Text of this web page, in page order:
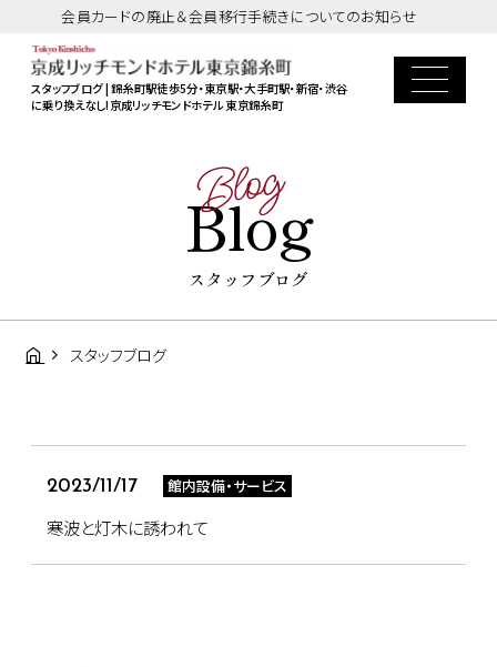
会員カードの廃止＆会員移行手続きについてのお知らせ
スタッフブログ | 錦糸町駅徒歩5分・東京駅・大手町駅・新宿・渋谷
に乗り換えなし!京成リッチモンドホテル 東京錦糸町
Blog
Blog
スタッフブログ
スタッフブログ
2023/11/17 館内設備・サービス
寒波と灯木に誘われて